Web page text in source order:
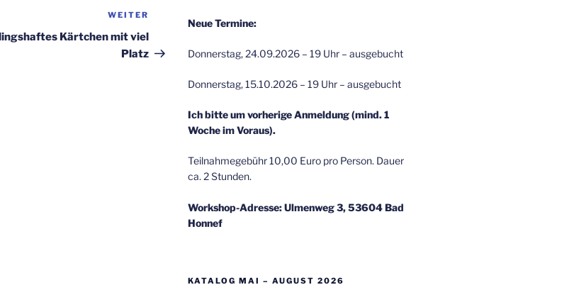
Nächster
Beitrag
WEITER
Kärtchen mit viel
Platz
Neue Termine:
Donnerstag, 24.09.2026 – 19 Uhr – ausgebucht
Donnerstag, 15.10.2026 – 19 Uhr – ausgebucht
Ich bitte um vorherige Anmeldung (mind. 1
Woche im Voraus).
Teilnahmegebühr 10,00 Euro pro Person. Dauer
ca. 2 Stunden.
Workshop-Adresse: Ulmenweg 3, 53604 Bad
Honnef
KATALOG MAI – AUGUST 2026